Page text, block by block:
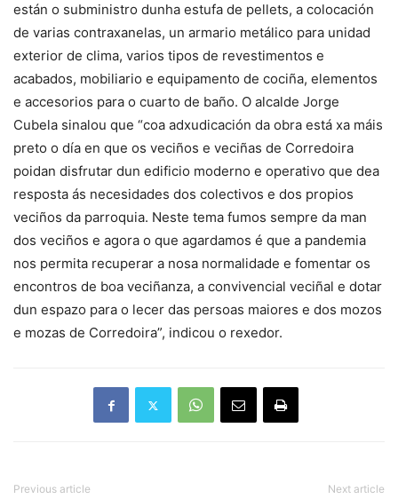
están o subministro dunha estufa de pellets, a colocación
de varias contraxanelas, un armario metálico para unidad
exterior de clima, varios tipos de revestimentos e
acabados, mobiliario e equipamento de cociña, elementos
e accesorios para o cuarto de baño. O alcalde Jorge
Cubela sinalou que “coa adxudicación da obra está xa máis
preto o día en que os veciños e veciñas de Corredoira
poidan disfrutar dun edificio moderno e operativo que dea
resposta ás necesidades dos colectivos e dos propios
veciños da parroquia. Neste tema fumos sempre da man
dos veciños e agora o que agardamos é que a pandemia
nos permita recuperar a nosa normalidade e fomentar os
encontros de boa veciñanza, a convivencial veciñal e dotar
dun espazo para o lecer das persoas maiores e dos mozos
e mozas de Corredoira”, indicou o rexedor.
Previous article Next article